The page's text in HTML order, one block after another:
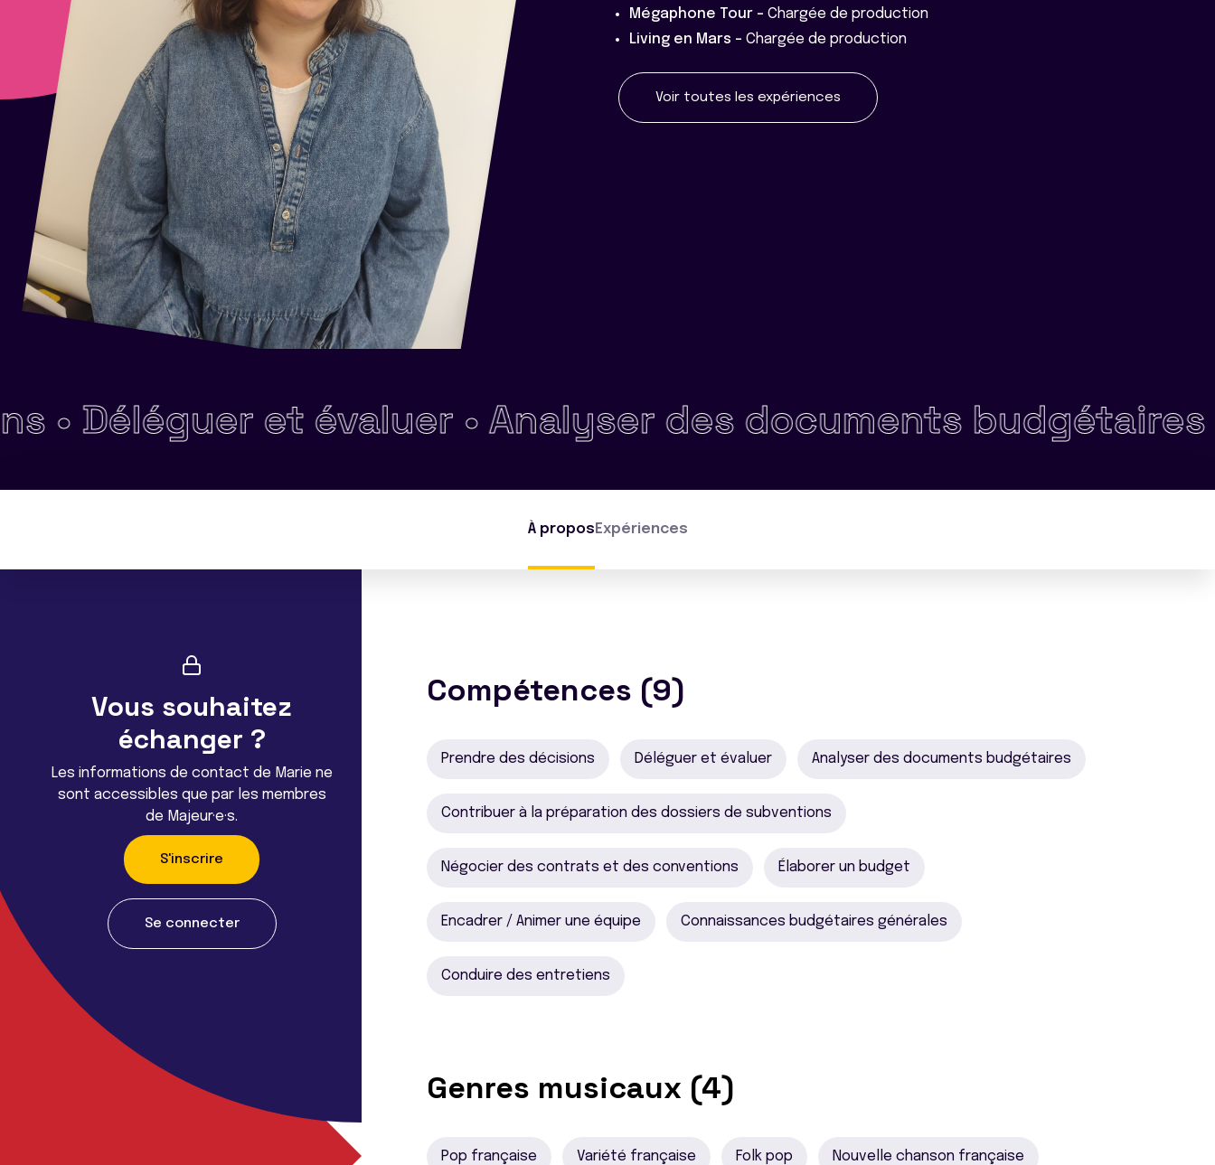
Mégaphone Tour - Chargée de production
Living en Mars - Chargée de production
Voir toutes les expériences
et évaluer •Analyser des documents budgétaires •
À propos Expériences
Vous souhaitez
échanger ?
Les informations de contact de Marie ne
sont accessibles que par les membres
de Majeur·e·s.
S'inscrire
Se connecter
Compétences (9)
Prendre des décisions Déléguer et évaluer Analyser des documents budgétaires
Contribuer à la préparation des dossiers de subventions
Négocier des contrats et des conventions Élaborer un budget
Encadrer / Animer une équipe Connaissances budgétaires générales
Conduire des entretiens
Genres musicaux (4)
Pop française Variété française Folk pop Nouvelle chanson française